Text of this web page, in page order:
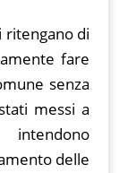
ritengano di
fare
senza
messi a
delle